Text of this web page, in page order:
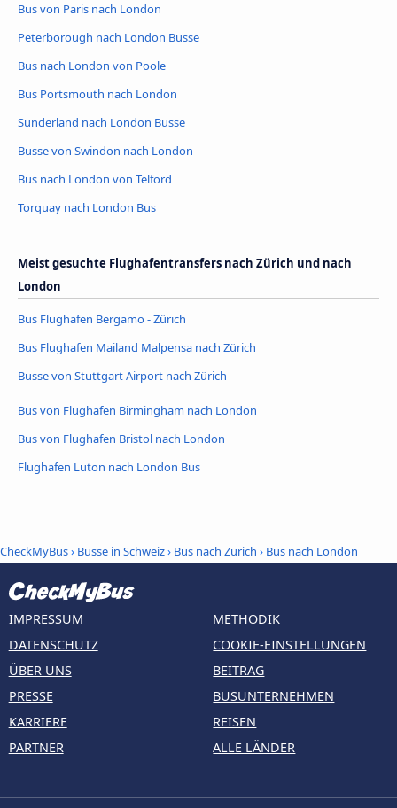
Bus von Paris nach London
Peterborough nach London Busse
Bus nach London von Poole
Bus Portsmouth nach London
Sunderland nach London Busse
Busse von Swindon nach London
Bus nach London von Telford
Torquay nach London Bus
Meist gesuchte Flughafentransfers nach Zürich und nach
London
Bus Flughafen Bergamo - Zürich
Bus Flughafen Mailand Malpensa nach Zürich
Busse von Stuttgart Airport nach Zürich
Bus von Flughafen Birmingham nach London
Bus von Flughafen Bristol nach London
Flughafen Luton nach London Bus
CheckMyBus› Busse in Schweiz› Bus nach Zürich › Bus nach London
IMPRESSUM
DATENSCHUTZ
ÜBER UNS
PRESSE
KARRIERE
PARTNER
METHODIK
COOKIE-EINSTELLUNGEN
BEITRAG
BUSUNTERNEHMEN
REISEN
ALLE LÄNDER